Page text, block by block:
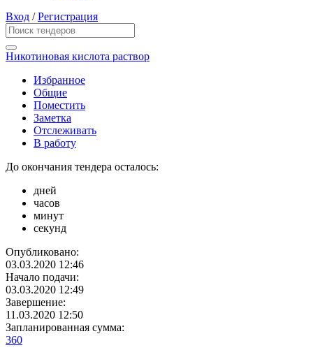
Вход /Регистрация
Никотиновая кислота раствор
Избранное
Общие
Поместить
Заметка
Отслеживать
В работу
До окончания тендера осталось:
дней
часов
минут
секунд
Опубликовано:
03.03.2020 12:46
Начало подачи:
03.03.2020 12:49
Завершение:
11.03.2020 12:50
Запланированная сумма:
360